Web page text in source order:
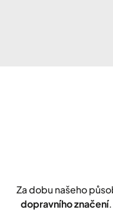
Za dobu našeho
dopravního značení